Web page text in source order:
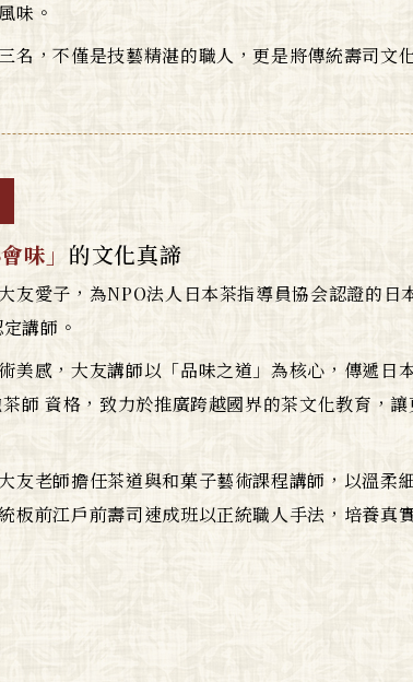
味。
名，不僅是技藝精湛的職人，更是將傳統壽司文
味」 的文化真諦
友愛子，為NPO法人日本茶指導員協会認證的日
講師。
美感，大友講師以「品味之道」為核心，傳遞日
師 資格，致力於推廣跨越國界的茶文化教育，
友老師擔任茶道與和菓子藝術課程講師，以溫柔
板前江戶前壽司速成班以正統職人手法，培養真